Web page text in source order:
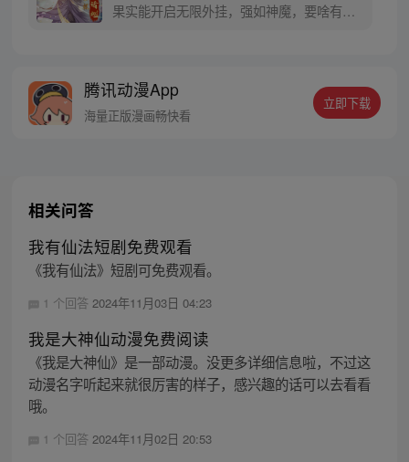
果实能开启无限外挂，强如神魔，要啥有
腾讯动漫App
海量正版漫画畅快看
立即下载
相关问答
我有仙法短剧免费观看
《我有仙法》短剧可免费观看。
1 个回答 2024年11月03日 04:23
我是大神仙动漫免费阅读
《我是大神仙》是一部动漫。没更多详细信息啦，不过这
动漫名字听起来就很厉害的样子，感兴趣的话可以去看看
哦。
1 个回答 2024年11月02日 20:53